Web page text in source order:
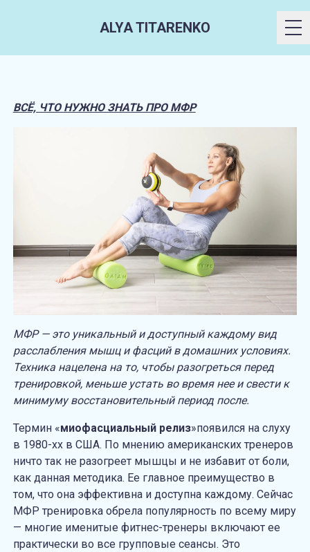
ALYA TITARENKO
ВСЁ, ЧТО НУЖНО ЗНАТЬ ПРО МФР
МФР — это уникальный и доступный каждому вид
расслабления мышц и фасций в домашних условиях.
Техника нацелена на то, чтобы разогреться перед
тренировкой, меньше устать во время нее и свести к
минимуму восстановительный период после.
Термин «миофасциальный релиз»появился на слуху
в 1980-хх в США. По мнению американских тренеров
ничто так не разогреет мышцы и не избавит от боли,
как данная методика. Ее главное преимущество в
том, что она эффективна и доступна каждому. Сейчас
МФР тренировка обрела популярность по всему миру
— многие именитые фитнес-тренеры включают ее
практически во все групповые сеансы. Это